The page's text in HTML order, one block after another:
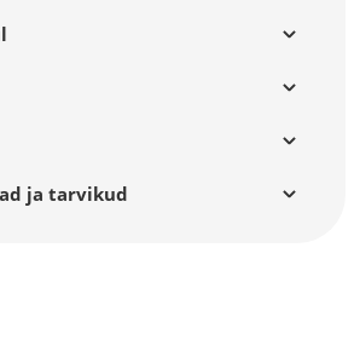
ja tarvikud